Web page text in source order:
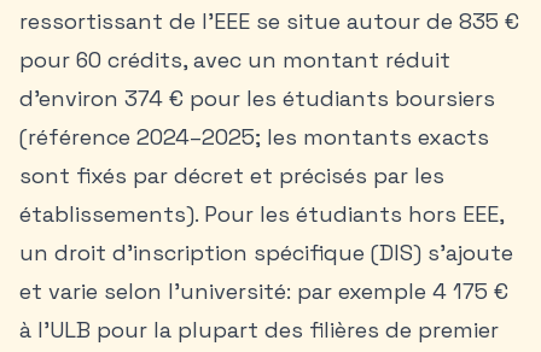
ressortissant de l’EEE se situe autour de 835 €
pour 60 crédits, avec un montant réduit
d’environ 374 € pour les étudiants boursiers
(référence 2024–2025; les montants exacts
sont fixés par décret et précisés par les
établissements). Pour les étudiants hors EEE,
un droit d’inscription spécifique (DIS) s’ajoute
et varie selon l’université: par exemple 4 175 €
à l’ULB pour la plupart des filières de premier